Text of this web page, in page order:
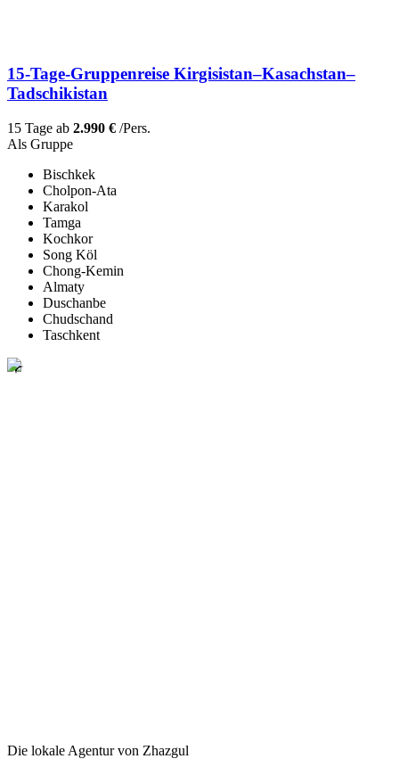
15-Tage-Gruppenreise Kirgisistan–Kasachstan–
Tadschikistan
15 Tage ab 2.990 € /Pers.
Als Gruppe
Bischkek
Cholpon-Ata
Karakol
Tamga
Kochkor
Song Köl
Chong-Kemin
Almaty
Duschanbe
Chudschand
Taschkent
Die lokale Agentur von Zhazgul